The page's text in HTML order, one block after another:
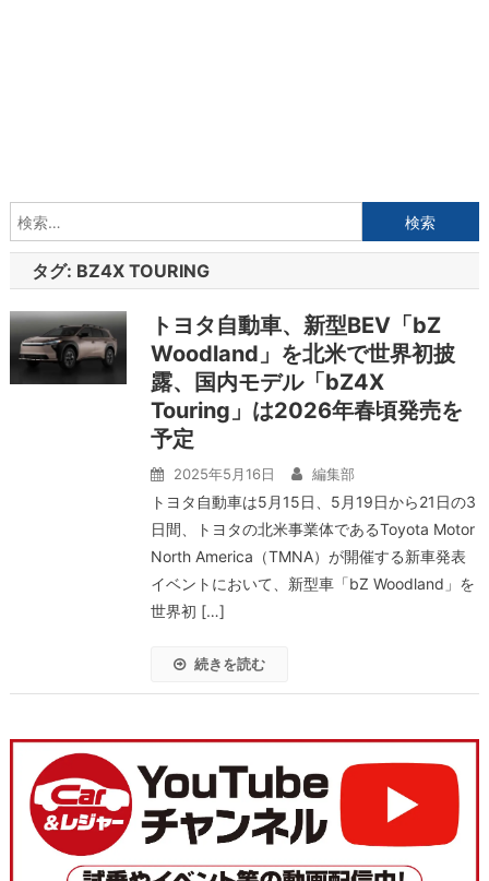
索:
タグ: BZ4X TOURING
トヨタ自動車、新型BEV「bZ
Woodland」を北米で世界初披
露、国内モデル「bZ4X
Touring」は2026年春頃発売を
予定
2025年5月16日 編集部
トヨタ自動車は5月15日、5月19日から21日の3
日間、トヨタの北米事業体であるToyota Motor
North America（TMNA）が開催する新車発表
イベントにおいて、新型車「bZ Woodland」を
世界初 […]
続きを読む